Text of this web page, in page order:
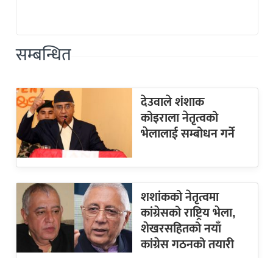
सम्बन्धित
देउवाले शंशाक
कोइराला नेतृत्वको
भेलालाई सम्बोधन गर्ने
शशांकको नेतृत्वमा
कांग्रेसको राष्ट्रिय भेला,
शेखरसहितको नयाँ
कांग्रेस गठनको तयारी